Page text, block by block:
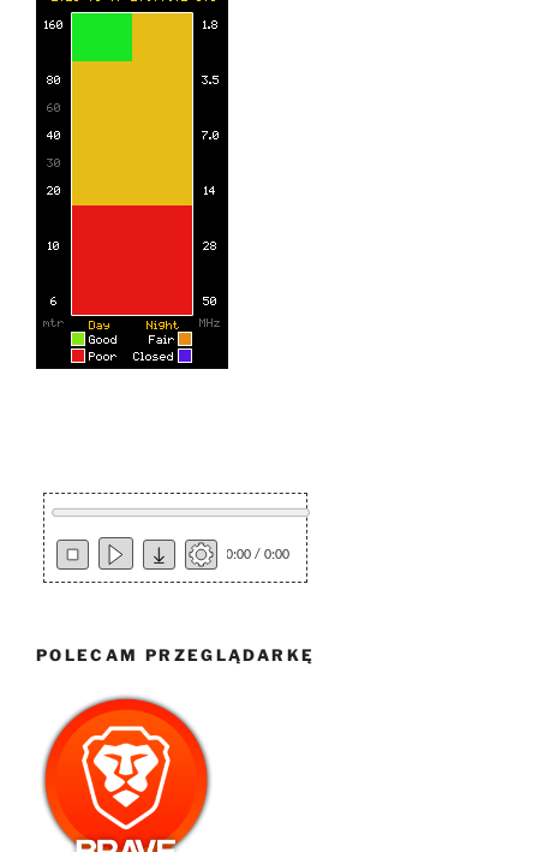
0:00 / 0:00
POLECAM PRZEGLĄDARKĘ